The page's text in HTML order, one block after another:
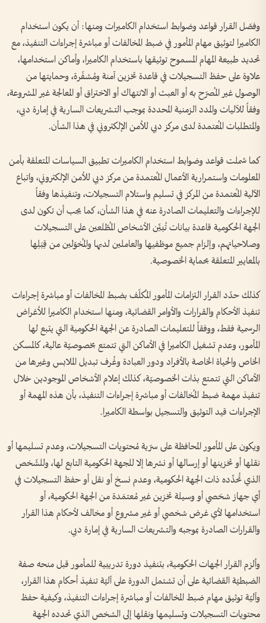
وفصّل القرار قواعد وضوابط استخدام الكاميرات ومنها: أن يكون استخدام
الكاميرا لتوثيق مهام المأمور في ضبط المخالفات أو مباشرة إجراءات التنفيذ، مع
تحديد طبيعة المهام المسموح توثيقها باستخدام الكاميرا، وأماكن استخدامها،
علاوة على حفظ التسجيلات في قاعدة تخزين آمنة ومُشفّرة، وحمايتها من
الوصول غير المُصرّح به أو العبث أو الانتهاك أو الاختراق أو المعالجة غير المشروعة،
وفقاً للآليات والمدد الزمنية المحددة بموجب التشريعات السارية في إمارة دبي،
والمتطلبات المُعتمدة لدى مركز دبي للأمن الإلكتروني في هذا الشأن.
كما شملت قواعد وضوابط استخدام الكاميرات تطبيق السياسات المتعلقة بأمن
المعلومات واستمرارية الأعمال المُعتمدة من مركز دبي للأمن الإلكتروني، واتباع
الآلية المُعتمدة من المركز في تسليم واستلام التسجيلات، وتنفيذها وفقاً
للإجراءات والتعليمات الصادرة عنه في هذا الشأن، كما يجب أن تكون لدى
الجهة الحكومية قاعدة بيانات تُبيِّن الأشخاص المُطّلعين على التسجيلات
وصلاحياتهم، وإلزام جميع موظفيها والعاملين لديها والمُخوّلين من قِبَلِها
بالمعايير المتعلقة بحماية الخصوصية.
كذلك حدّد القرار التزامات المأمور المُكلّف بضبط المخالفات أو مباشرة إجراءات
تنفيذ الأحكام والقرارات والأوامر القضائية، ومنها استخدام الكاميرا للأغراض
الرسمية فقط، ووفقاً للتعليمات الصادرة عن الجهة الحكومية التي يتبع لها
المأمور، وعدم تشغيل الكاميرا في الأماكن التي تتمتع بخصوصيّة عالية، كالمسكن
الخاص والحياة الخاصة بالأفراد ودور العبادة وغُرف تبديل الملابس وغيرها من
الأماكن التي تتمتع بذات الخصوصيّة، كذلك إعلام الأشخاص الموجودين خلال
تنفيذ مهمة ضبط المُخالفات أو مباشرة إجراءات التنفيذ، بأن هذه المهمة أو
الإجراءات قيد التوثيق والتسجيل بواسطة الكاميرا.
ويكون على المأمور المحافظة على سرّية مُحتويات التسجيلات، وعدم تسليمها أو
نقلها أو تخزينها أو إرسالها أو نشرها إلا للجهة الحكومية التابع لها، وللشّخص
الذي تُحدِّده ذات الجهة الحكومية، وعدم نسخ أو نقل أو حفظ التسجيلات في
أي جهاز شخصي أو وسيلة تخزين غير مُعتمَدة من الجهة الحكومية، أو
استخدامها لأي غرض شخصي أو غير مشروع أو مخالف لأحكام هذا القرار
والقرارات الصادرة بموجبه والتشريعات السارية في إمارة دبي.
وألزم القرار الجهات الحكومية، بتنفيذ دورة تدريبية للمأمور قبل منحه صفة
الضبطيّة القضائية على أن تشتمل الدورة على آليّة تنفيذ أحكام هذا القرار،
وآليّة توثيق مهام ضبط المخالفات أو مباشرة إجراءات التنفيذ، وكيفية حفظ
محتويات التسجيلات وتسليمها ونقلها إلى الشخص الذي تحدده الجهة